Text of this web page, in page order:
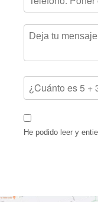
He podido leer y